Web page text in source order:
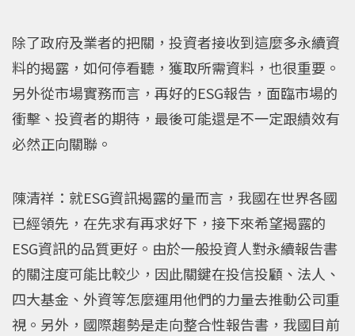
除了政府及業者的把關，投資者接收到這麼多永續資
料的揭露，如何停看聽，獲取所需資料，也很重要。
另外從市場實務而言，再好的ESG報告，面臨市場的
衝擊、投資者的期待，最後可能還是不一定跟績效有
必然正向關聯。
陳清祥：就ESG資訊揭露的量而言，我國在世界各國
已經領先，在先求有再求好下，接下來希望揭露的
ESG資訊的品質更好。由於一般投資人對永續報告書
的關注度可能比較少，因此關鍵在投信投顧、法人、
四大基金、外資等怎麼運用他們的力量去推動公司重
視。另外，國際趨勢是走向整合性報告書，我國目前